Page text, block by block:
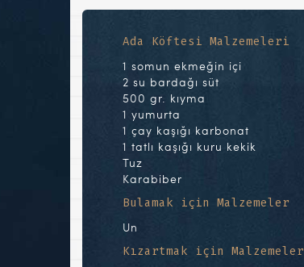
Ada Köftesi Malzemeleri
1 somun ekmeğin içi
2 su bardağı süt
500 gr. kıyma
1 yumurta
1 çay kaşığı karbonat
1 tatlı kaşığı kuru kekik
Tuz
Karabiber
Bulamak için Malzemeler
Un
Kızartmak için Malzemeler